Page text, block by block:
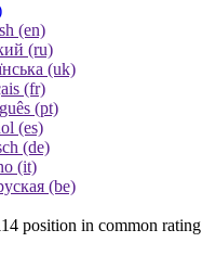
(en)
(ru)
(uk)
(fr)
(pt)
(es)
(de)
(it)
(be)
position in common rating